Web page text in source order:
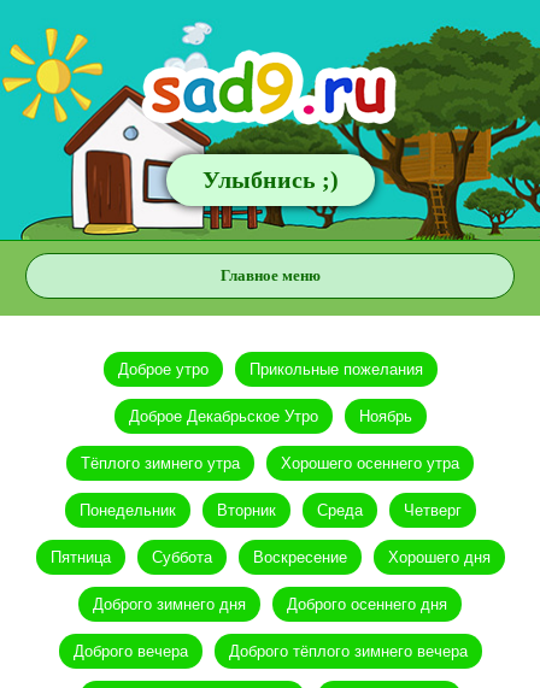
Улыбнись ;)
Главное меню
Доброе утро Прикольные пожелания
Доброе Декабрьское Утро Ноябрь
Тёплого зимнего утра Хорошего осеннего утра
Понедельник Вторник Среда Четверг
Пятница Суббота Воскресение Хорошего дня
Доброго зимнего дня Доброго осеннего дня
Доброго вечера Доброго тёплого зимнего вечера